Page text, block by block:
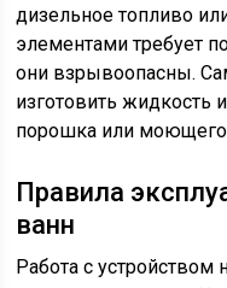
дизельное топливо
элементами требует
они взрывоопасны.
изготовить жидкость
порошка или моющего
Правила
ванн
Работа с устройством